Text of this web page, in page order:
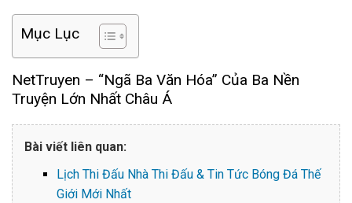
Mục Lục
NetTruyen – “Ngã Ba Văn Hóa” Của Ba Nền
Truyện Lớn Nhất Châu Á
Bài viết liên quan:
Lịch Thi Đấu Nhà Thi Đấu & Tin Tức Bóng Đá Thế
Giới Mới Nhất